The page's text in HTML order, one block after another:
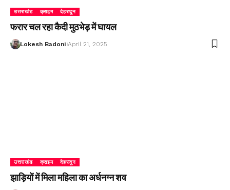
उत्तराखंड क्राइम देहरादून
फरार चल रहा कैदी मुठभेड़ में घायल
Lokesh Badoni April 21, 2025
उत्तराखंड क्राइम देहरादून
झाड़ियों में मिला महिला का अर्धनग्न शव